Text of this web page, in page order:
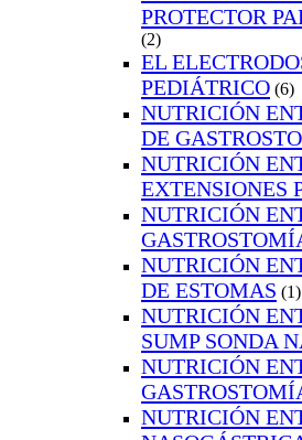
PROTECTOR
(2)
EL
PEDIÁTRICO (6)
NUTRICIÓN
DE
NUTRICIÓN
EXTENSIONES
NUTRICIÓN
NUTRICIÓN
DE ESTOMAS (1)
NUTRICIÓN
SUMP SONDA
NUTRICIÓN
NUTRICIÓN